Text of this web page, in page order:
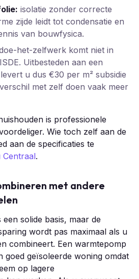
isolatie zonder correcte
zijde leidt tot condensatie en
van bouwfysica.
het-zelfwerk komt niet in
Uitbesteden aan een
u dus €30 per m² subsidie
met zelf doen vaak meer
is professionele
Wie toch zelf aan de
aan de specificaties te
Centraal.
met andere
solide basis, maar de
wordt pas maximaal als u
combineert. Een warmtepomp
goed geïsoleerde woning omdat
op lagere